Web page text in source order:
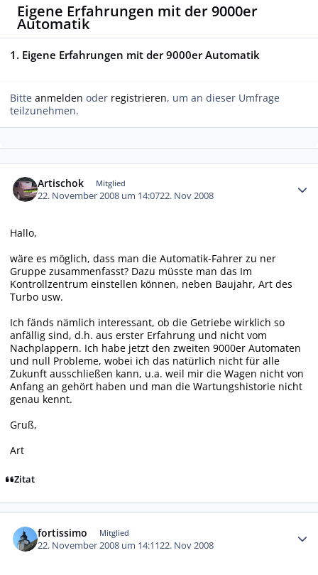
Eigene Erfahrungen mit der 9000er
Automatik
1. Eigene Erfahrungen mit der 9000er Automatik
Bitte anmelden oder registrieren, um an dieser Umfrage
teilzunehmen.
Artischok Mitglied
22. November 2008 um 14:0722. Nov 2008
Hallo,
wäre es möglich, dass man die Automatik-Fahrer zu ner
Gruppe zusammenfasst? Dazu müsste man das Im
Kontrollzentrum einstellen können, neben Baujahr, Art des
Turbo usw.
Ich fänds nämlich interessant, ob die Getriebe wirklich so
anfällig sind, d.h. aus erster Erfahrung und nicht vom
Nachplappern. Ich habe jetzt den zweiten 9000er Automaten
und null Probleme, wobei ich das natürlich nicht für alle
Zukunft ausschließen kann, u.a. weil mir die Wagen nicht von
Anfang an gehört haben und man die Wartungshistorie nicht
genau kennt.
Gruß,
Art
Zitat
fortissimo Mitglied
22. November 2008 um 14:1122. Nov 2008